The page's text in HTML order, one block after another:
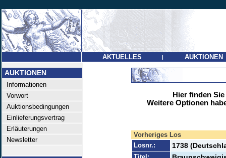
AKTUELLES | AUKTIONEN
AUKTIONEN
Informationen
Vorwort
Auktionsbedingungen
Einlieferungsvertrag
Erläuterungen
Newsletter
Hier finden
Weitere Optionen
Vorheriges Los
Losnr.:
1738